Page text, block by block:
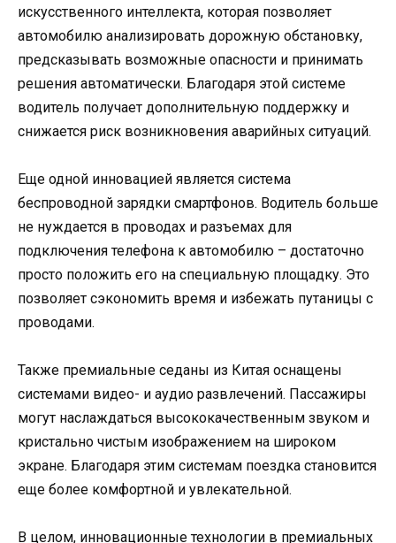
искусственного интеллекта, которая позволяет
автомобилю анализировать дорожную обстановку,
предсказывать возможные опасности и принимать
решения автоматически. Благодаря этой системе
водитель получает дополнительную поддержку и
снижается риск возникновения аварийных ситуаций.
Еще одной инновацией является система
беспроводной зарядки смартфонов. Водитель больше
не нуждается в проводах и разъемах для
подключения телефона к автомобилю – достаточно
просто положить его на специальную площадку. Это
позволяет сэкономить время и избежать путаницы с
проводами.
Также премиальные седаны из Китая оснащены
системами видео- и аудио развлечений. Пассажиры
могут наслаждаться высококачественным звуком и
кристально чистым изображением на широком
экране. Благодаря этим системам поездка становится
еще более комфортной и увлекательной.
В целом, инновационные технологии в премиальных